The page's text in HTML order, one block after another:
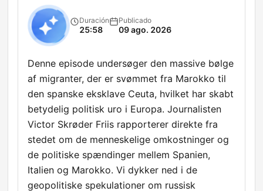
Duración
25:58
Publicado
09 ago. 2026
Denne episode undersøger den massive bølge
af migranter, der er svømmet fra Marokko til
den spanske eksklave Ceuta, hvilket har skabt
betydelig politisk uro i Europa. Journalisten
Victor Skrøder Friis rapporterer direkte fra
stedet om de menneskelige omkostninger og
de politiske spændinger mellem Spanien,
Italien og Marokko. Vi dykker ned i de
geopolitiske spekulationer om russisk